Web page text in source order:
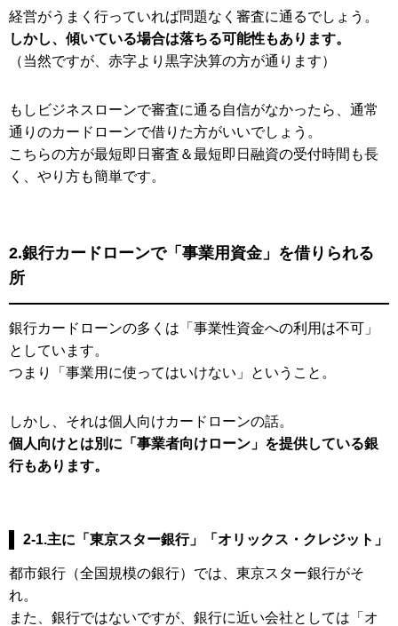
経営がうまく行っていれば問題なく審査に通るでしょう。
しかし、傾いている場合は落ちる可能性もあります。
（当然ですが、赤字より黒字決算の方が通ります）
もしビジネスローンで審査に通る自信がなかったら、通常
通りのカードローンで借りた方がいいでしょう。
こちらの方が最短即日審査＆最短即日融資の受付時間も長
く、やり方も簡単です。
2.銀行カードローンで「事業用資金」を借りられる
所
銀行カードローンの多くは「事業性資金への利用は不可」
としています。
つまり「事業用に使ってはいけない」ということ。
しかし、それは個人向けカードローンの話。
個人向けとは別に「事業者向けローン」を提供している銀
行もあります。
2-1.主に「東京スター銀行」「オリックス・クレジット」
都市銀行（全国規模の銀行）では、東京スター銀行がそ
れ。
また、銀行ではないですが、銀行に近い会社としては「オ